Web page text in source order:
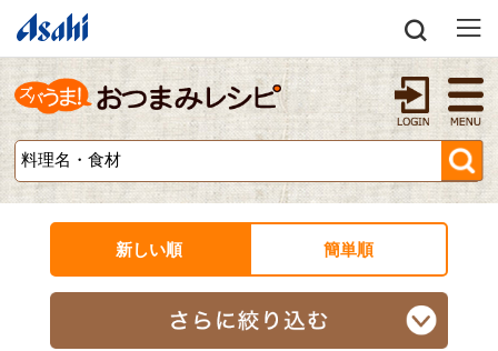
新しい順 簡単順